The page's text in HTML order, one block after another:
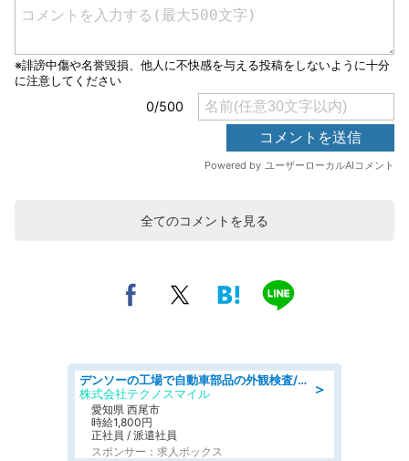
全てのコメントを見る
＞
デンソーの工場で自動車部品の外観検査/denso aichi
株式会社テクノスマイル
愛知県 西尾市
時給1,800円
正社員 / 派遣社員
スポンサー：求人ボックス